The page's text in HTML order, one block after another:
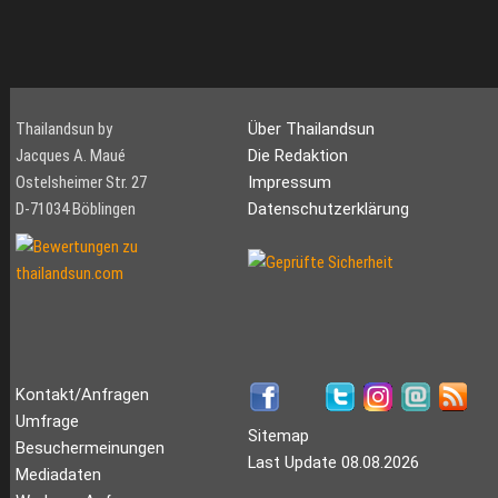
Thailandsun by
Jacques A. Maué
Ostelsheimer Str. 27
D-71034 Böblingen
Über Thailandsun
Die Redaktion
Impressum
Datenschutzerklärung
Kontakt/Anfragen
Umfrage
Besuchermeinungen
Mediadaten
Sitemap
Last Update 08.08.2026